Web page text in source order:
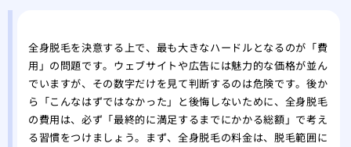
の
肌
容
脱
のこ
全身脱毛を決意する上で、最も大きなハードルとなるのが「費
用」の問題です。ウェブサイトや広告には魅力的な価格が並ん
でいますが、その数字だけを見て判断するのは危険です。後か
ら「こんなはずではなかった」と後悔しないために、全身脱毛
の費用は、必ず「最終的に満足するまでにかかる総額」で考え
る習慣をつけましょう。まず、全身脱毛の料金は、脱毛範囲に